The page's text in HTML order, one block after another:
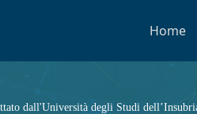
Home
dall'Università degli Studi